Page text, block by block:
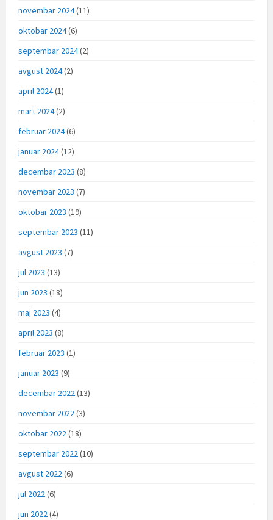
novembar 2024(11)
oktobar 2024(6)
septembar 2024(2)
avgust 2024(2)
april 2024(1)
mart 2024(2)
februar 2024(6)
januar 2024(12)
decembar 2023 (8)
novembar 2023 (7)
oktobar 2023 (19)
septembar 2023 (11)
avgust 2023 (7)
jul 2023 (13)
jun 2023 (18)
maj 2023 (4)
april 2023 (8)
februar 2023 (1)
januar 2023 (9)
decembar 2022(13)
novembar 2022(3)
oktobar 2022(18)
septembar 2022(10)
avgust 2022(6)
jul 2022(6)
jun 2022(4)